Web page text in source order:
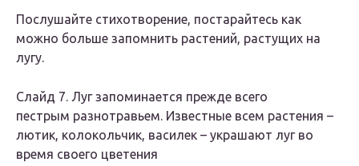
Послушайте стихотворение, постарайтесь как
можно больше запомнить растений, растущих на
лугу.
Слайд 7. Луг запоминается прежде всего
пестрым разнотравьем. Известные всем растения –
лютик, колокольчик, василек – украшают луг во
время своего цветения